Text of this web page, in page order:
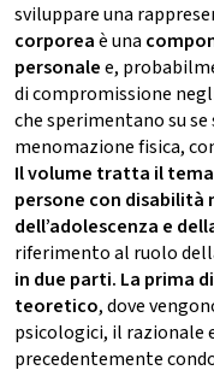
sviluppare una
corporeaè una
personalee,
di compromissione
che sperimentano su
menomazione fisica,
Il volume tratta il
persone con
dell’adolescenza e
riferimento al ruolo
in due parti. La prima
teoretico, dove
psicologici, il razionale
precedentemente